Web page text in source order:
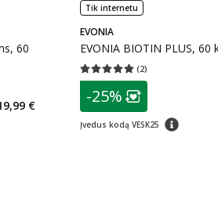
60
nuolaida:
€
Tik internetu
EVONIA
EVONIA BIOTIN PLUS, 60
(2)
Vidutinis įvertinimas 5.00
patarimas
Lojalumo
-25%
Įvedus kodą VESK25 patarimas